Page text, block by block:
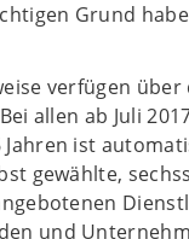
Grund
verfügen
allen ab Juli
ist
gewählte,
und